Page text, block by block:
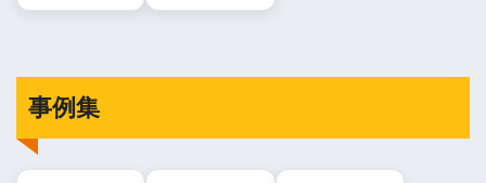
事例集